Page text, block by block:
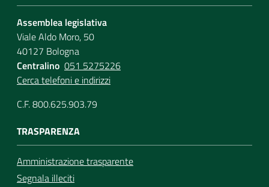
Assemblea legislativa
Viale Aldo Moro, 50
40127 Bologna
Centralino 051 5275226
Cerca telefoni e indirizzi
C.F. 800.625.903.79
TRASPARENZA
Amministrazione trasparente
Segnala illeciti